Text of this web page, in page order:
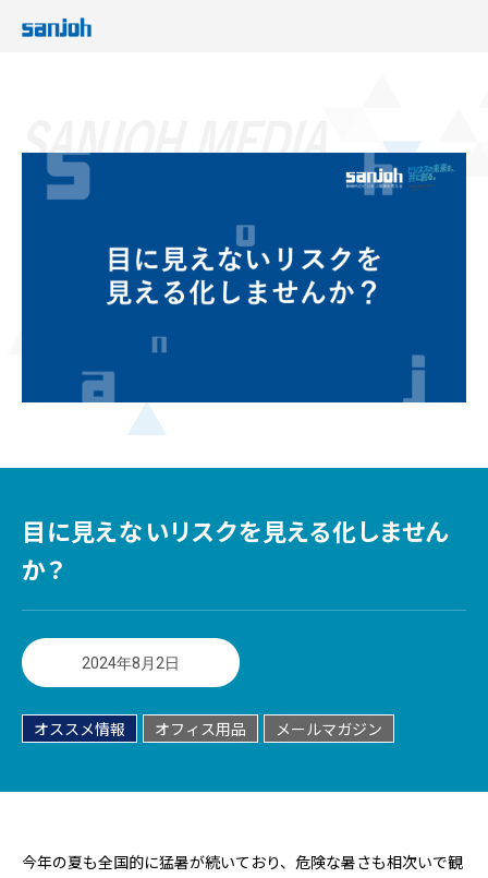
目に見えないリスクを見える化しません
か？
2024年8月2日
オススメ情報 オフィス用品 メールマガジン
今年の夏も全国的に猛暑が続いており、危険な暑さも相次いで観